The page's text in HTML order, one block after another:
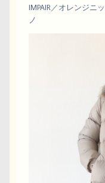
IMPAIR／オレンジニ
ノ